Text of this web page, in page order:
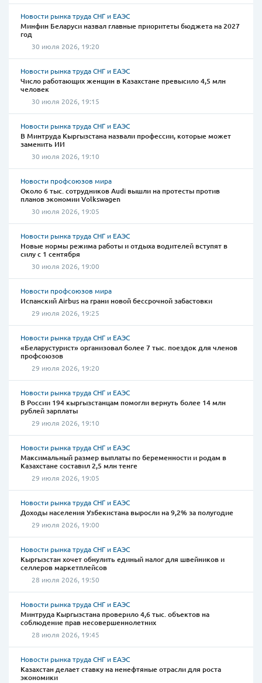
Новости рынка труда СНГ и ЕАЭС
Минфин Беларуси назвал главные приоритеты бюджета на 2027
год
30 июля 2026, 19:20
Новости рынка труда СНГ и ЕАЭС
Число работающих женщин в Казахстане превысило 4,5 млн
человек
30 июля 2026, 19:15
Новости рынка труда СНГ и ЕАЭС
В Минтруда Кыргызстана назвали профессии, которые может
заменить ИИ
30 июля 2026, 19:10
Новости профсоюзов мира
Около 6 тыс. сотрудников Audi вышли на протесты против
планов экономии Volkswagen
30 июля 2026, 19:05
Новости рынка труда СНГ и ЕАЭС
Новые нормы режима работы и отдыха водителей вступят в
силу с 1 сентября
30 июля 2026, 19:00
Новости профсоюзов мира
Испанский Airbus на грани новой бессрочной забастовки
29 июля 2026, 19:25
Новости рынка труда СНГ и ЕАЭС
«Беларустурист» организовал более 7 тыс. поездок для членов
профсоюзов
29 июля 2026, 19:20
Новости рынка труда СНГ и ЕАЭС
В России 194 кыргызстанцам помогли вернуть более 14 млн
рублей зарплаты
29 июля 2026, 19:10
Новости рынка труда СНГ и ЕАЭС
Максимальный размер выплаты по беременности и родам в
Казахстане составил 2,5 млн тенге
29 июля 2026, 19:05
Новости рынка труда СНГ и ЕАЭС
Доходы населения Узбекистана выросли на 9,2% за полугодие
29 июля 2026, 19:00
Новости рынка труда СНГ и ЕАЭС
Кыргызстан хочет обнулить единый налог для швейников и
селлеров маркетплейсов
28 июля 2026, 19:50
Новости рынка труда СНГ и ЕАЭС
Минтруда Кыргызстана проверило 4,6 тыс. объектов на
соблюдение прав несовершеннолетних
28 июля 2026, 19:45
Новости рынка труда СНГ и ЕАЭС
Казахстан делает ставку на ненефтяные отрасли для роста
экономики